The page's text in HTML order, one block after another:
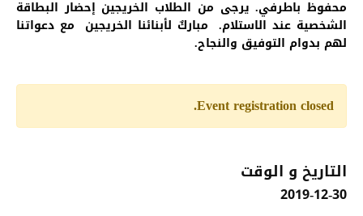
محفوظ باطرفي. يرجى من الطلاب الخريجين إحضار البطاقة
الشخصية عند الاستلام. ‍ مباركٌ لأبنائنا الخريجين ‍ مع دعواتنا
لهم بدوام التوفيق والنجاح.
Event registration closed.
التاريخ و الوقت
2019-12-30